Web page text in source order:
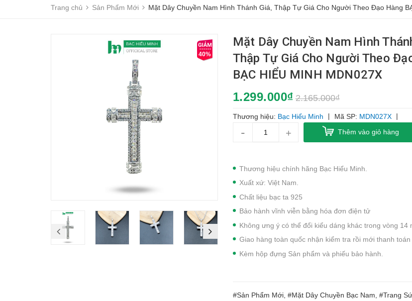
Trang chủ Sản Phẩm Mới Mặt Dây Chuyền Nam Hình Thánh Giá, Thập Tự Giá Cho Người Theo Đạo Hàng
40%
Mặt Dây Chuyền Nam Hình
Thập Tự Giá Cho Người Theo
BẠC HIỂU MINH MDN027X
1.299.000₫ 2.165.000₫
Thương hiệu: Bạc Hiểu Minh | Mã SP: MDN027X |
- + Thêm vào giỏ hàng
Thương hiệu chính hãng Bạc Hiểu Minh.
Xuất xứ: Việt Nam.
Chất liệu bạc ta 925
Bảo hành vĩnh viễn bằng hóa đơn điện tử
Không ưng ý có thể đổi kiểu dáng khác trong vòng 14
Giao hàng toàn quốc nhận kiểm tra rồi mới thanh toán
Kèm hộp đựng Sản phẩm và phiếu bảo hành.
#Sản Phẩm Mới, #Mặt Dây Chuyền Bạc Nam, #Trang